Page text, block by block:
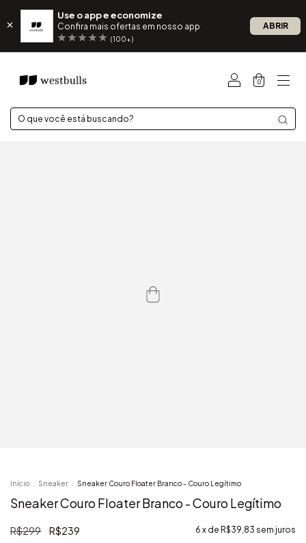
Use o app e economize
Confira mais ofertas em nosso app
(100+)
ABRIR
0
Início . Sneaker . Sneaker Couro Floater Branco - Couro Legítimo
Sneaker Couro Floater Branco - Couro Legítimo
R$299 R$239 6 x de R$39,83 sem juros